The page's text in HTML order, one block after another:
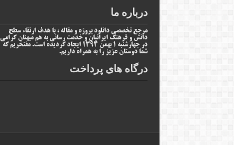
درباره ما
مرجع تخصصی دانلود پروژه و مقاله ، با هدف ارتقاء سطح
دانش و فرهنگ ایرانیان و خدمت رسانی به هم میهنان گرامی
در چهارشنبه 1 بهمن 1394 ایجاد گردیده است. مفتخریم که
شما دوستان عزیز را به همراه داریم.
درگاه های پرداخت